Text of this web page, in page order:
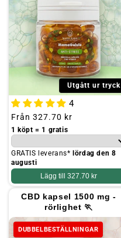
Utgått ur tryck
4
Ordinarie
pris
Från 327.70 kr
1 köpt = 1 gratis
GRATIS leverans* lördag den 8
augusti
Lägg till 327.70 kr
CBD kapsel 1500 mg -
rörlighet 🏃
DUBBELBESTÄLLNINGAR